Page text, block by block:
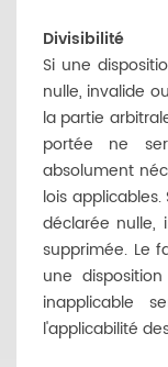
Divisibilité
Si une
nulle, invalide
la partie
portée ne
absolument
lois
déclarée nulle,
supprimée. Le
une
inapplicable
l'applicabilité